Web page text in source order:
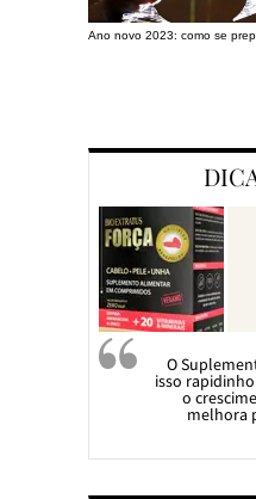
Ano novo 2023: como se
O
isso
o
melhora